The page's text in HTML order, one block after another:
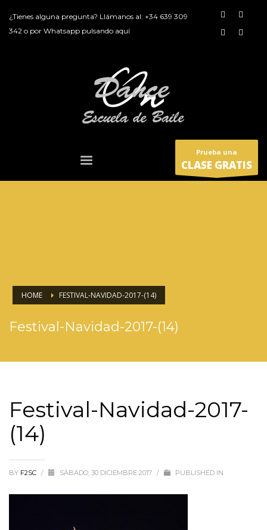
¿Tienes alguna pregunta? Llámanos al: +34 639 309
342 o por Whatsapp pulsando aquí
Prueba una
CLASE GRATIS
HOME FESTIVAL-NAVIDAD-2017-(14)
Festival-Navidad-2017-(14)
Festival-Navidad-2017-
(14)
BY F2SC / SÁBADO, 30 DICIEMBRE 2017 / PUBLISHED IN